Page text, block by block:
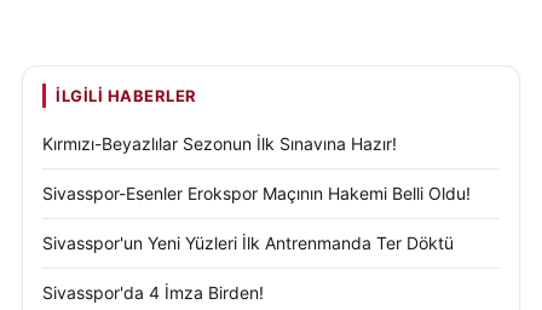
İLGILI HABERLER
Kırmızı-Beyazlılar Sezonun İlk Sınavına Hazır!
Sivasspor-Esenler Erokspor Maçının Hakemi Belli Oldu!
Sivasspor'un Yeni Yüzleri İlk Antrenmanda Ter Döktü
Sivasspor'da 4 İmza Birden!